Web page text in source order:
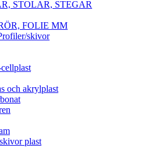
STOLAR, STEGAR
FOLIE MM
skivor
och akrylplast
plast